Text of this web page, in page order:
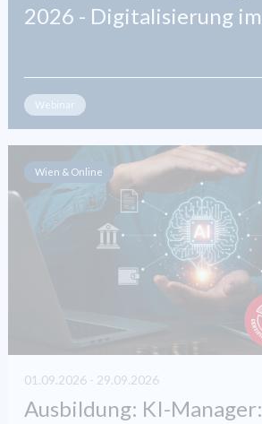
2026 - Digitalisierung
Webinar
Wien & Online
01.09.2026 - 29.09.2026
Ausbildung: KI-